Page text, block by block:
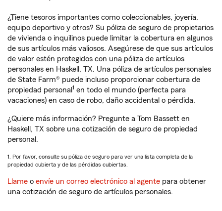
¿Tiene tesoros importantes como coleccionables, joyería,
equipo deportivo y otros? Su póliza de seguro de propietarios
de vivienda o inquilinos puede limitar la cobertura en algunos
de sus artículos más valiosos. Asegúrese de que sus artículos
de valor estén protegidos con una póliza de artículos
personales en Haskell, TX. Una póliza de artículos personales
de State Farm® puede incluso proporcionar cobertura de
propiedad personal 1 en todo el mundo (perfecta para
vacaciones) en caso de robo, daño accidental o pérdida.
¿Quiere más información? Pregunte a Tom Bassett en
Haskell, TX sobre una cotización de seguro de propiedad
personal.
1. Por favor, consulte su póliza de seguro para ver una lista completa de la
propiedad cubierta y de las pérdidas cubiertas.
Llame o envíe un correo electrónico al agente para obtener
una cotización de seguro de artículos personales.